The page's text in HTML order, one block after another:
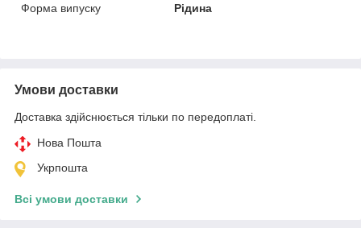
Форма випуску
Рідина
Умови доставки
Доставка здійснюється тільки по передоплаті.
Нова Пошта
Укрпошта
Всі умови доставки